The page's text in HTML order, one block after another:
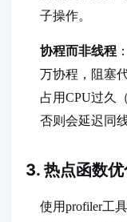
子操作。
协程而非线程
万协程，阻塞
占用CPU过久
否则会延迟同
3. 热点函数
使用profiler工